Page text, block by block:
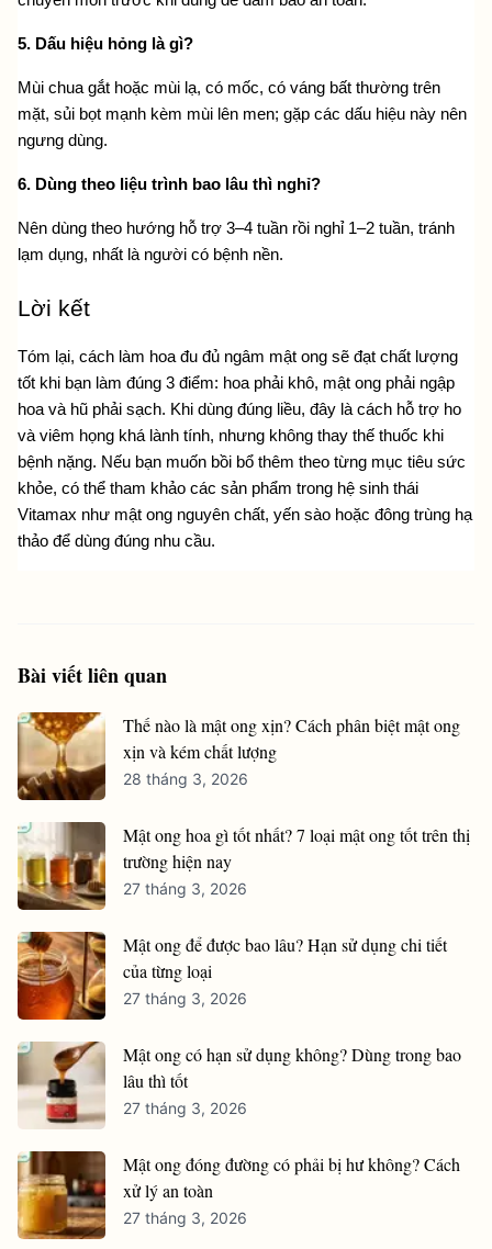
5. Dấu hiệu hỏng là gì?
Mùi chua gắt hoặc mùi lạ, có mốc, có váng bất thường trên
mặt, sủi bọt mạnh kèm mùi lên men; gặp các dấu hiệu này nên
ngưng dùng.
6. Dùng theo liệu trình bao lâu thì nghỉ?
Nên dùng theo hướng hỗ trợ 3–4 tuần rồi nghỉ 1–2 tuần, tránh
lạm dụng, nhất là người có bệnh nền.
Lời kết
Tóm lại, cách làm hoa đu đủ ngâm mật ong sẽ đạt chất lượng
tốt khi bạn làm đúng 3 điểm: hoa phải khô, mật ong phải ngập
hoa và hũ phải sạch. Khi dùng đúng liều, đây là cách hỗ trợ ho
và viêm họng khá lành tính, nhưng không thay thế thuốc khi
bệnh nặng. Nếu bạn muốn bồi bổ thêm theo từng mục tiêu sức
khỏe, có thể tham khảo các sản phẩm trong hệ sinh thái
Vitamax như mật ong nguyên chất, yến sào hoặc đông trùng hạ
thảo để dùng đúng nhu cầu.
Bài viết liên quan
Thế nào là mật ong xịn? Cách phân biệt mật ong
xịn và kém chất lượng
28 tháng 3, 2026
Mật ong hoa gì tốt nhất? 7 loại mật ong tốt trên thị
trường hiện nay
27 tháng 3, 2026
Mật ong để được bao lâu? Hạn sử dụng chi tiết
của từng loại
27 tháng 3, 2026
Mật ong có hạn sử dụng không? Dùng trong bao
lâu thì tốt
27 tháng 3, 2026
Mật ong đóng đường có phải bị hư không? Cách
xử lý an toàn
27 tháng 3, 2026